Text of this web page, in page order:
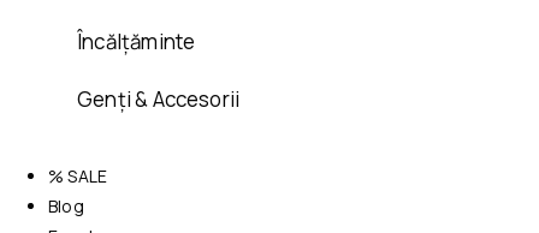
Încălțăminte
Genți & Accesorii
% SALE
Blog